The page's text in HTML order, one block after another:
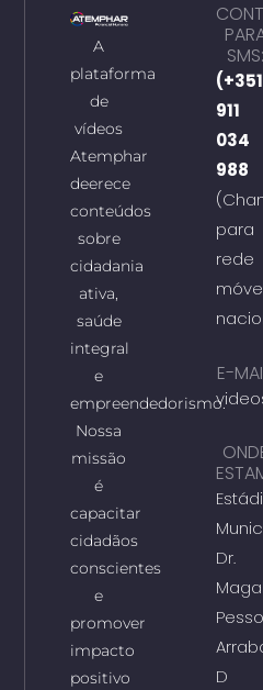
A
plataforma
de
vídeos
Atemphar
deerece
conteúdos
sobre
cidadania
ativa,
saúde
integral
e
empreendedorismo.
Nossa
missão
é
capacitar
cidadãos
conscientes
e
promover
impacto
positivo
SMS:
911
034
988
para
rede
E-
Dr.
D